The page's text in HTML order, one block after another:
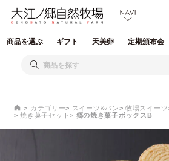
商品を選ぶ ギフト 天美卵 定期頒布会
カテゴリー スイーツ&パン 牧場スイーツ
焼き菓子セット
郷の焼き菓子ボックスB